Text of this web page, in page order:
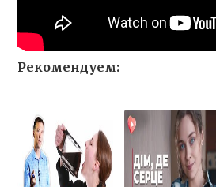
Рекомендуем: